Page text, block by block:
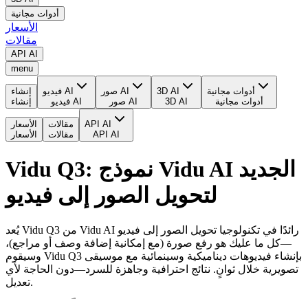
أدوات مجانية
الأسعار
مقالات
API AI
menu
إنشاء
إنشاء
فيديو AI
فيديو AI
صور AI
صور AI
3D AI
3D AI
أدوات مجانية
أدوات مجانية
الأسعار
الأسعار
مقالات
مقالات
API AI
API AI
Vidu Q3: نموذج Vidu AI الجديد
لتحويل الصور إلى فيديو
يُعد Vidu Q3 من Vidu AI رائدًا في تكنولوجيا تحويل الصور إلى فيديو
—كل ما عليك هو رفع صورة (مع إمكانية إضافة وصف أو مراجع)،
وسيقوم Vidu Q3 بإنشاء فيديوهات ديناميكية وسينمائية مع موسيقى
تصويرية خلال ثوانٍ. نتائج احترافية وجاهزة للسرد—دون الحاجة لأي
تعديل.